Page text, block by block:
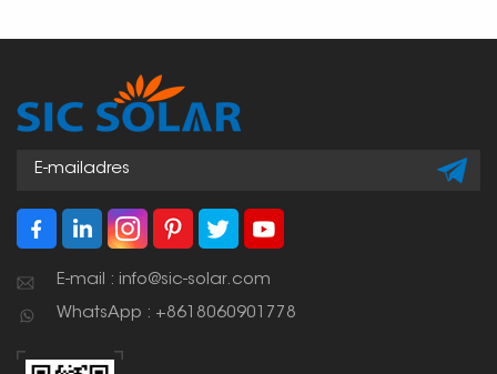
E-mail : info@sic-solar.com
WhatsApp : +8618060901778